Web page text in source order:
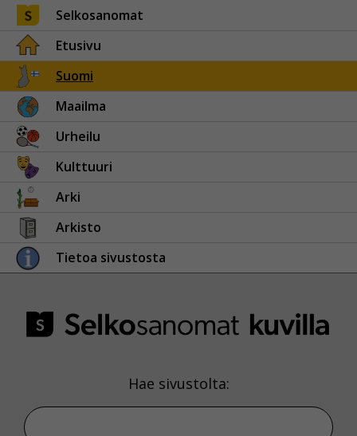
Selkosanomat
Etusivu
Suomi
Maailma
Urheilu
Kulttuuri
Arki
Arkisto
Tietoa sivustosta
Hae sivustolta: